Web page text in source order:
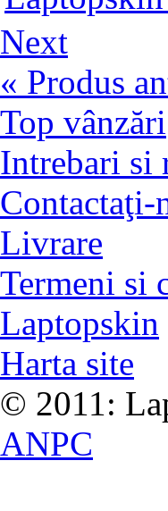
Next
« Produs
Top vânzări
Intrebari si
Contactaţi-
Livrare
Termeni si
Laptopskin
Harta site
© 2011:
ANPC